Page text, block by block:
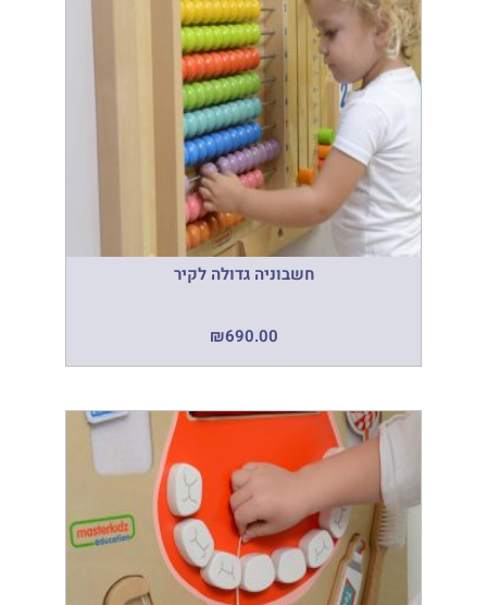
חשבוניה גדולה לקיר
₪690.00